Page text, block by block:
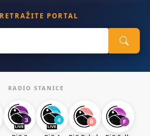
PORTAL
RADIO STANICE